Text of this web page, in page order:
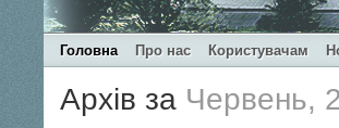
Головна Про нас Користувачам
Архів за Червень,